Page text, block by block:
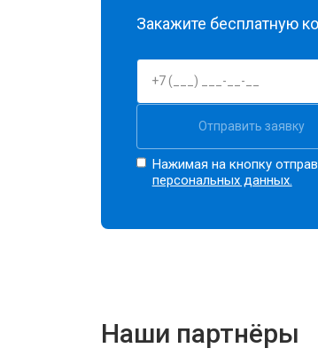
Закажите бесплатную
Отправить заявку
Нажимая на кнопку
персональных данных.
Наши партнёры